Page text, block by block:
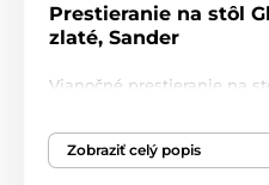
Prestieranie na stôl
zlaté, Sander
Vianočné prestieranie na
na bielom podklade
Doplňte si interiér o ďalšie
Zobraziť celý popis